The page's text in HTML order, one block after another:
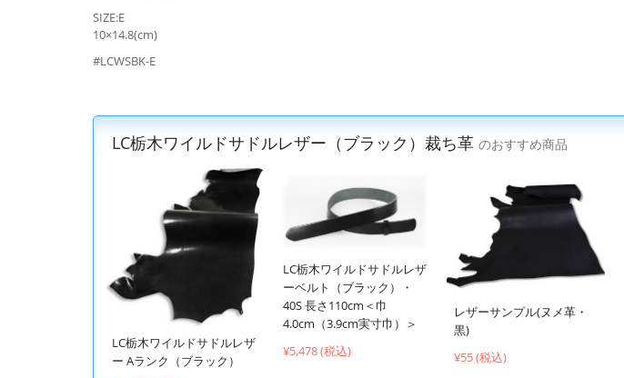
SIZE:E
10×14.8(cm)
#LCWSBK-E
LC栃木ワイルドサドルレザー（ブラック）裁ち革 のおすすめ商品
LC栃木ワイルドサドルレザ
ー Aランク（ブラック）
LC栃木ワイルドサドルレザ
ーベルト（ブラック）・
40S 長さ110cm＜巾
4.0cm（3.9cm実寸巾）＞
¥5,478 (税込)
レザーサンプル(ヌメ革・
黒)
¥55 (税込)